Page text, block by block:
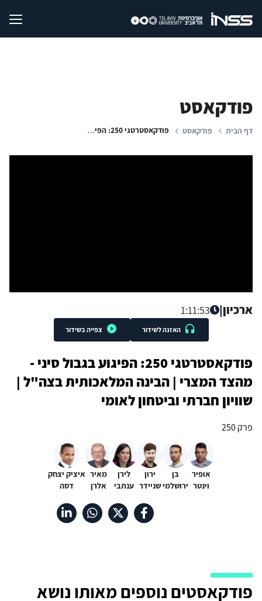
פודקאסט
דף הבית פודקאסט פודקאסטרטגי 250: הפיגוע בגבול סיני - מהצד המצרי | הבינה המלאכותית בצה"ל | שוויון חברתי וביטחון לאומי
ארכיון|
1:11:53
האזנה לשידור צפייה בשידור
פודקאסטרטגי 250: הפיגוע בגבול סיני -
מהצד המצרי | הבינה המלאכותית בצה"ל |
שוויון חברתי וביטחון לאומי
פרק 250
אופיר
וינטר
בן
ירושלמי
ירון
שניידר
לירן
ענתבי
מאיר
אלרן
איציק יצחק
דסה
פודקאסטים נוספים מאותו נושא